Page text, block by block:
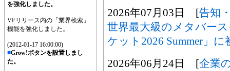
を強化しました。
VFリリース内の「業界検索」
機能を強化しました。
(2012-01-17 16:00:00)
■Grow!ボタンを設置しまし
た。
2026年07月03日 [告知
世界最大級のメタバー
ケット2026 Summer」
2026年06月24日 [企業